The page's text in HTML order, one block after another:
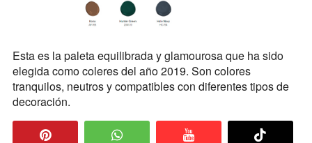
Esta es la paleta equilibrada y glamourosa que ha sido
elegida como coleres del año 2019. Son colores
tranquilos, neutros y compatibles con diferentes tipos de
decoración.